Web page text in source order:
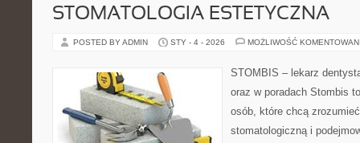
STOMATOLOGIA ESTETYCZNA
POSTED BY ADMIN STY - 4 - 2026 MOŻLIWOŚĆ
STOMBIS – lekarz
oraz w poradach Stombis
osób, które chcą
stomatologiczną i